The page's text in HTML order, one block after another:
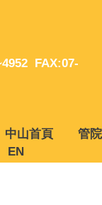
室
FAX:07-
中山首頁
管院
EN